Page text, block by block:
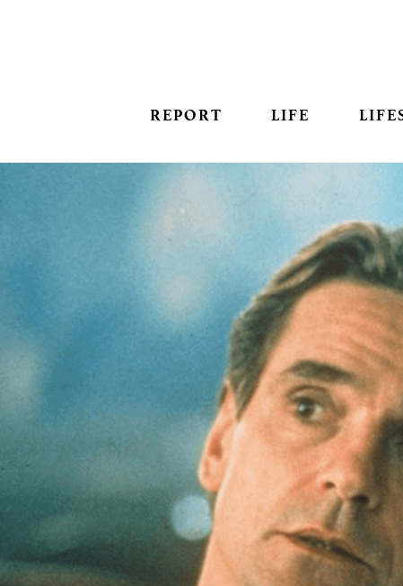
REPORT LIFE